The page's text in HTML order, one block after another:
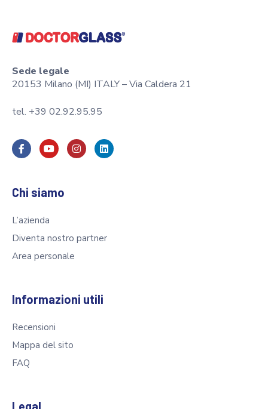
Sede legale
20153 Milano (MI) ITALY – Via Caldera 21
tel. +39 02.92.95.95
Chi siamo
L’azienda
Diventa nostro partner
Area personale
Informazioni utili
Recensioni
Mappa del sito
FAQ